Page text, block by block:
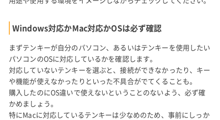
Windows対応かMac対応かOSは必ず確認
まずテンキーが自分のパソコン、あるいはテンキーを使用したい
パソコンのOSに対応しているかを確認します。
対応していないテンキーを選ぶと、接続ができなかったり、キー
や機能が使えなかったりといった不具合がでてくることも。
購入したのにOS違いで使えないということのないよう、必ず確
かめましょう。
特にMacに対応しているテンキーは少なめのため、事前にしっか